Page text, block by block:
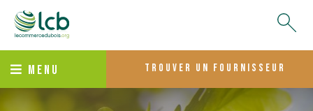
MENU trouver un fournisseur